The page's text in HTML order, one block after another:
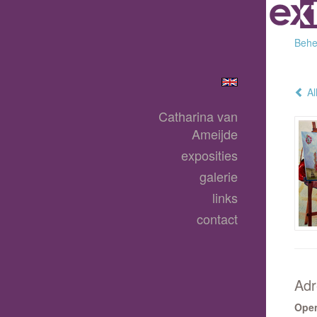
Catharina van
Ameijde
exposities
galerie
links
contact